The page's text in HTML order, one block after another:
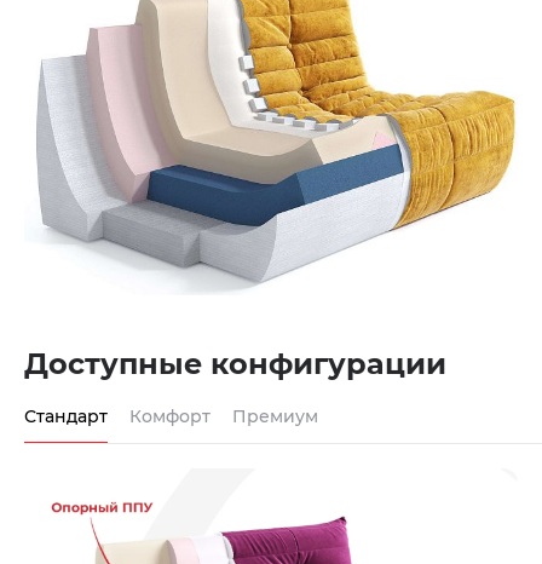
Доступные конфигурации
Стандарт Комфорт Премиум